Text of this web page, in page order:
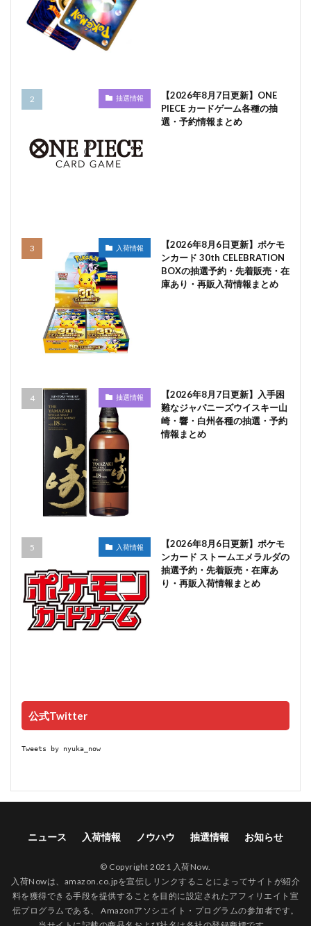
抽選情報
【2026年8月7日更新】ONE
PIECE カードゲーム各種の抽
選・予約情報まとめ
入荷情報
【2026年8月6日更新】ポケモ
ンカード 30th CELEBRATION
BOXの抽選予約・先着販売・在
庫あり・再販入荷情報まとめ
抽選情報
【2026年8月7日更新】入手困
難なジャパニーズウイスキー山
崎・響・白州各種の抽選・予約
情報まとめ
入荷情報
【2026年8月6日更新】ポケモ
ンカード ストームエメラルダの
抽選予約・先着販売・在庫あ
り・再販入荷情報まとめ
公式Twitter
Tweets by nyuka_now
ニュース 入荷情報 ノウハウ 抽選情報 お知らせ
© Copyright 2021 入荷Now.
入荷Nowは、amazon.co.jpを宣伝しリンクすることによってサイトが紹介
料を獲得できる手段を提供することを目的に設定されたアフィリエイト宣
伝プログラムである、 Amazonアソシエイト・プログラムの参加者です。